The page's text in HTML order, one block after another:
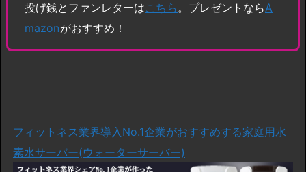
投げ銭とファンレターはこちら。プレゼントならA
mazonがおすすめ！
フィットネス業界導入No.1企業がおすすめする家庭用水
素水サーバー(ウォーターサーバー)